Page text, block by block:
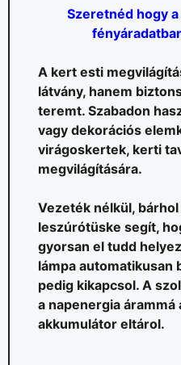
Szeretnéd hogy
A kert esti
látvány, hanem
teremt. Szabadon
vagy dekorációs
virágoskertek, kerti
megvilágítására.
Vezeték nélkül,
leszúrótüske segít,
gyorsan el tudd
lámpa automatikusan
pedig kikapcsol. A
a napenergia árammá
akkumulátor eltárol.